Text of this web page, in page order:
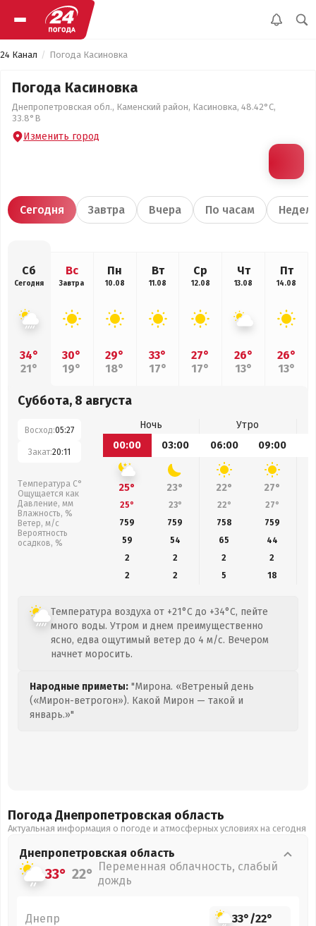
24 Канал Погода Касиновка
Погода Касиновка
Днепропетровская обл., Каменский район, Касиновка, 48.42°С,
33.8°В
Изменить город
Сегодня Завтра Вчера По часам
Сб
Сегодня
34°
21°
Вс
Завтра
30°
19°
Пн
10.08
29°
18°
Вт
11.08
33°
17°
Ср
12.08
27°
17°
Чт
13.08
26°
13°
Пт
14.08
26°
13°
Суббота, 8 августа
Восход:05:27
Закат:20:11
Температура С°
Ощущается как
Давление, мм
Влажность, %
Ветер, м/с
Вероятность
осадков, %
Ночь
Утро
00:00
03:00 06:00 09:00
25° 23° 22° 27°
25° 23° 22° 27°
759
759 758 759
59
54 65 44
2
2 2
2
2
2 5 18
Температура воздуха от +21°C до +34°C, пейте
много воды. Утром и днем преимущественно
ясно, едва ощутимый ветер до 4 м/с. Вечером
начнет моросить.
Народные приметы: "Мирона. «Ветреный день
(«Мирон-ветрогон»). Какой Мирон — такой и
январь.»"
Погода Днепропетровская область
Актуальная информация о погоде и атмосферных условиях на сегодня
Днепропетровская область
33° 22° Переменная облачность, слабый
дождь
Днепр 33°/22°